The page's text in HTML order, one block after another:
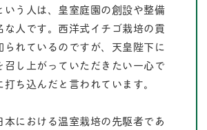
いう人は、皇室庭園の創設や整備
な人です。西洋式イチゴ栽培の貢
れているのですが、天皇陛下に
召し上がっていただきたい一心で
ち込んだと言われています。
における温室栽培の先駆者であ